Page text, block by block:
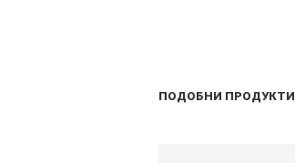
ПОДОБНИ ПРОДУКТИ